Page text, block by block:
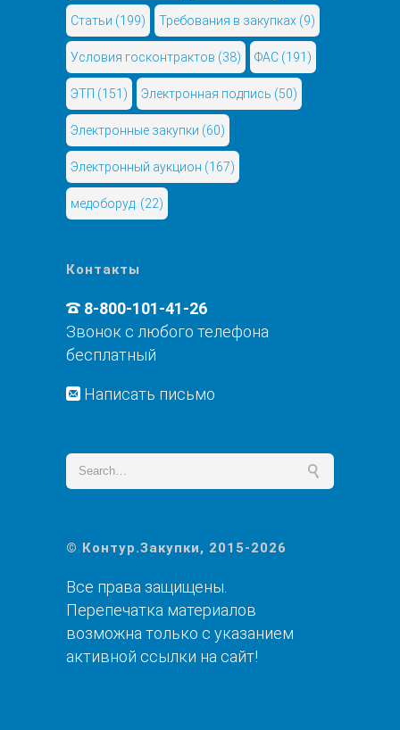
Статьи (199) Требования в закупках (9)
Условия госконтрактов (38) ФАС (191)
ЭТП (151) Электронная подпись (50)
Электронные закупки (60)
Электронный аукцион (167)
медоборуд. (22)
Контакты
8-800-101-41-26
Звонок с любого телефона
бесплатный
Написать письмо
© Контур.Закупки, 2015-2026
Все права защищены.
Перепечатка материалов
возможна только с указанием
активной ссылки на сайт!